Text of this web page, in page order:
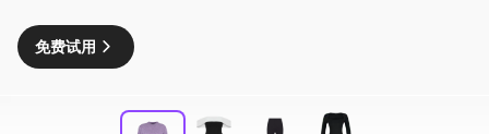
免费试用